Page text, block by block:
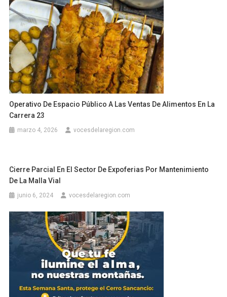
Operativo De Espacio Público A Las Ventas De Alimentos En La
Carrera 23
marzo 4, 2026 vocesdelaregion.com
Cierre Parcial En El Sector De Expoferias Por Mantenimiento
De La Malla Vial
junio 6, 2024 vocesdelaregion.com